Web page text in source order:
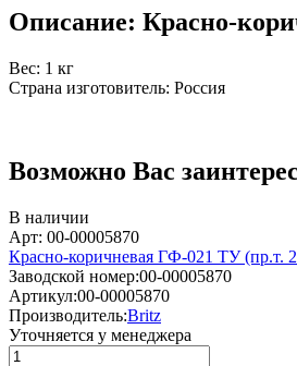
Описание: Красно-
Вес: 1 кг
Страна изготовитель: Россия
Возможно Вас
В наличии
Арт: 00-00005870
Красно-коричневая ГФ-021 ТУ (пр.т.
Заводской номер:00-00005870
Артикул:00-00005870
Производитель:Britz
Уточняется у менеджера